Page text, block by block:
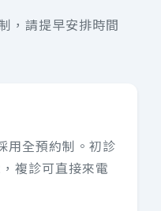
，請提早安排時間
用全預約制。初診
複診可直接來電